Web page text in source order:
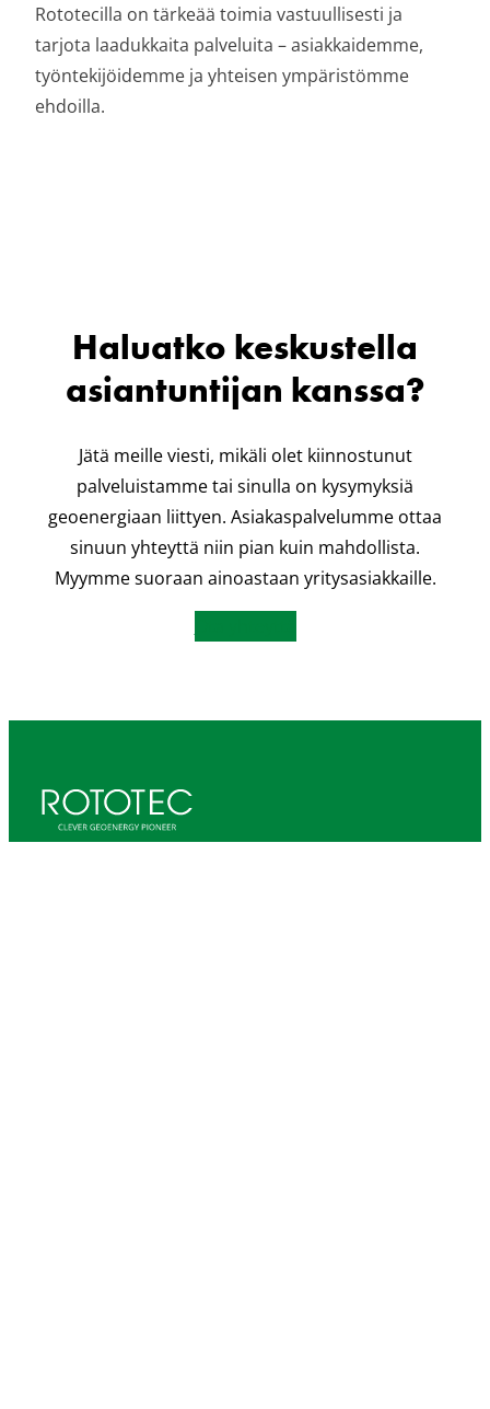
Rototecilla on tärkeää toimia vastuullisesti ja
tarjota laadukkaita palveluita – asiakkaidemme,
työntekijöidemme ja yhteisen ympäristömme
ehdoilla.
Haluatko keskustella
asiantuntijan kanssa?
Jätä meille viesti, mikäli olet kiinnostunut
palveluistamme tai sinulla on kysymyksiä
geoenergiaan liittyen. Asiakaspalvelumme ottaa
sinuun yhteyttä niin pian kuin mahdollista.
Myymme suoraan ainoastaan yritysasiakkaille.